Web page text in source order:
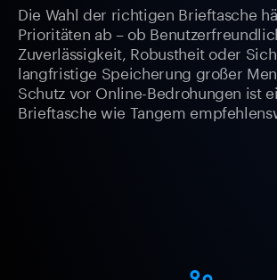
Die Wahl der richtigen Brieftasche
Prioritäten ab – ob
Zuverlässigkeit, Robustheit oder
langfristige Speicherung großer
Schutz vor Online-Bedrohungen ist
Brieftasche wie Tangem